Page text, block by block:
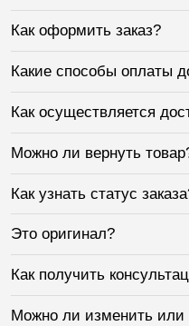
Как оформить заказ?
Какие способы оплаты
Как осуществляется
Можно ли вернуть
Как узнать статус
Это оригинал?
Как получить
Можно ли изменить или